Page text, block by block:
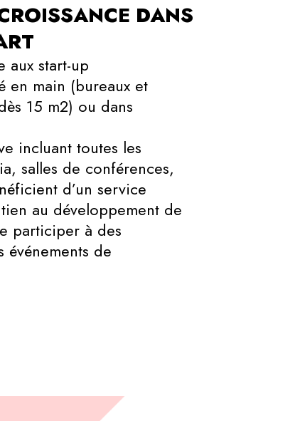
DANS
aux start-up
en main (bureaux et
15 m2) ou dans
incluant toutes les
salles de conférences,
d’un service
au développement de
participer à des
événements de